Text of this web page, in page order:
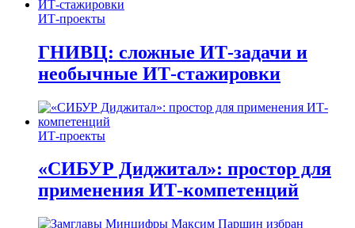
ИТ-проекты
ГНИВЦ: сложные ИТ‑задачи и
необычные ИТ‑стажировки
ИТ-проекты
«СИБУР Диджитал»: простор для
применения ИТ-компетенций